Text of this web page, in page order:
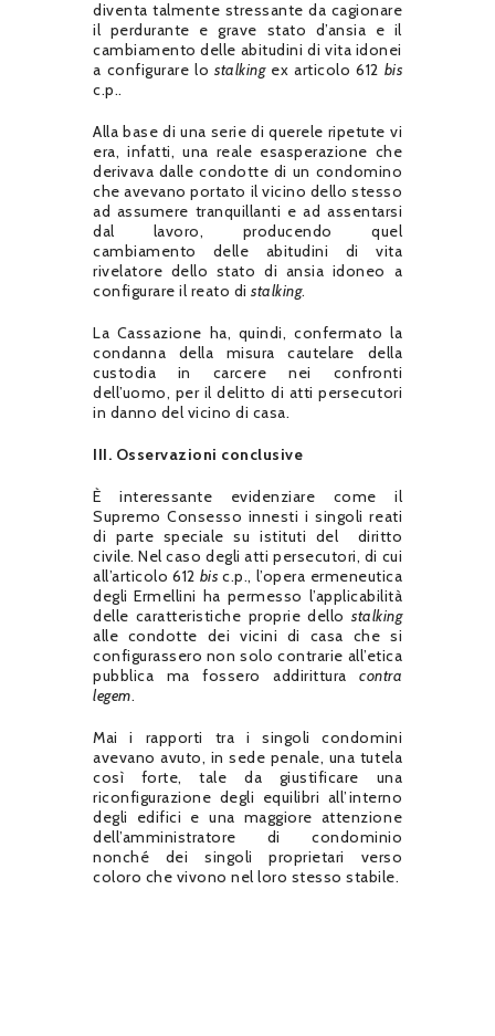
diventa talmente stressante da cagionare
il perdurante e grave stato d’ansia e il
cambiamento delle abitudini di vita idonei
a configurare lo stalkingex articolo 612 bis
c.p..
Alla base di una serie di querele ripetute vi
era, infatti, una reale esasperazione che
derivava dalle condotte di un condomino
che avevano portato il vicino dello stesso
ad assumere tranquillanti e ad assentarsi
dal lavoro, producendo quel
cambiamento delle abitudini di vita
rivelatore dello stato di ansia idoneo a
configurare il reato di stalking.
La Cassazione ha, quindi, confermato la
condanna della misura cautelare della
custodia in carcere nei confronti
dell’uomo, per il delitto di atti persecutori
in danno del vicino di casa.
III. Osservazioni conclusive
È interessante evidenziare come il
Supremo Consesso innesti i singoli reati
di parte speciale su istituti del diritto
civile. Nel caso degli atti persecutori, di cui
all’articolo 612 bis c.p., l’opera ermeneutica
degli Ermellini ha permesso l’applicabilità
delle caratteristiche proprie dello stalking
alle condotte dei vicini di casa che si
configurassero non solo contrarie all’etica
pubblica ma fossero addirittura contra
legem.
Mai i rapporti tra i singoli condomini
avevano avuto, in sede penale, una tutela
così forte, tale da giustificare una
riconfigurazione degli equilibri all’interno
degli edifici e una maggiore attenzione
dell’amministratore di condominio
nonché dei singoli proprietari verso
coloro che vivono nel loro stesso stabile.